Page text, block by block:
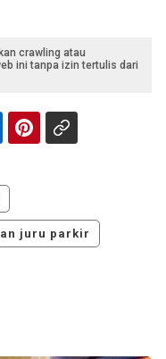
crawling atau
ini tanpa izin tertulis dari
juru parkir